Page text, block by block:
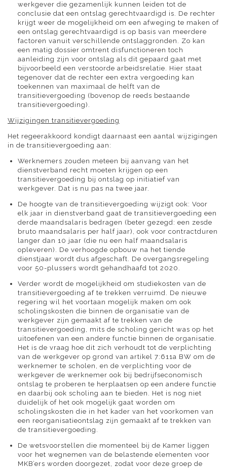
werkgever die gezamenlijk kunnen leiden tot de
conclusie dat een ontslag gerechtvaardigd is. De rechter
krijgt weer de mogelijkheid om een afweging te maken of
een ontslag gerechtvaardigd is op basis van meerdere
factoren vanuit verschillende ontslaggronden. Zo kan
een matig dossier omtrent disfunctioneren toch
aanleiding zijn voor ontslag als dit gepaard gaat met
bijvoorbeeld een verstoorde arbeidsrelatie. Hier staat
tegenover dat de rechter een extra vergoeding kan
toekennen van maximaal de helft van de
transitievergoeding (bovenop de reeds bestaande
transitievergoeding).
Wijzigingen transitievergoeding
Het regeerakkoord kondigt daarnaast een aantal wijzigingen
in de transitievergoeding aan:
Werknemers zouden meteen bij aanvang van het
dienstverband recht moeten krijgen op een
transitievergoeding bij ontslag op initiatief van
werkgever. Dat is nu pas na twee jaar.
De hoogte van de transitievergoeding wijzigt ook: Voor
elk jaar in dienstverband gaat de transitievergoeding een
derde maandsalaris bedragen (beter gezegd: een zesde
bruto maandsalaris per half jaar), ook voor contractduren
langer dan 10 jaar (die nu een half maandsalaris
opleveren). De verhoogde opbouw na het tiende
dienstjaar wordt dus afgeschaft. De overgangsregeling
voor 50-plussers wordt gehandhaafd tot 2020.
Verder wordt de mogelijkheid om studiekosten van de
transitievergoeding af te trekken verruimd. De nieuwe
regering wil het voortaan mogelijk maken om ook
scholingskosten die binnen de organisatie van de
werkgever zijn gemaakt af te trekken van de
transitievergoeding, mits de scholing gericht was op het
uitoefenen van een andere functie binnen de organisatie.
Het is de vraag hoe dit zich verhoudt tot de verplichting
van de werkgever op grond van artikel 7:611a BW om de
werknemer te scholen, en de verplichting voor de
werkgever de werknemer ook bij bedrijfseconomisch
ontslag te proberen te herplaatsen op een andere functie
en daarbij ook scholing aan te bieden. Het is nog niet
duidelijk of het ook mogelijk gaat worden om
scholingskosten die in het kader van het voorkomen van
een reorganisatieontslag zijn gemaakt af te trekken van
de transitievergoeding.
De wetsvoorstellen die momenteel bij de Kamer liggen
voor het wegnemen van de belastende elementen voor
MKB’ers worden doorgezet, zodat voor deze groep de